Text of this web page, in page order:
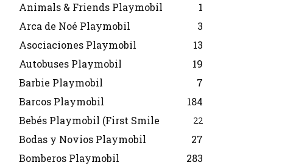
Animals & Friends Playmobil
1
Arca de Noé Playmobil
3
Asociaciones Playmobil
13
Autobuses Playmobil
19
Barbie Playmobil
7
Barcos Playmobil
184
Bebés Playmobil (First Smile
22
Bodas y Novios Playmobil
27
Bomberos Playmobil
283